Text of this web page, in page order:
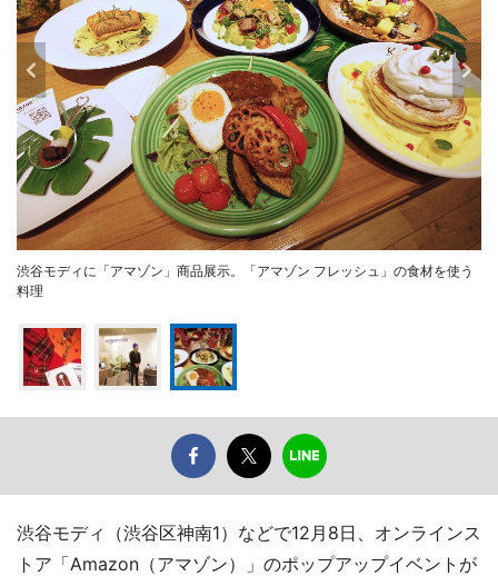
渋谷モディに「アマゾン」商品展示。「アマゾン フレッシュ」の食材を使う
料理
渋谷モディ（渋谷区神南1）などで12月8日、オンラインス
トア「Amazon（アマゾン）」のポップアップイベントが